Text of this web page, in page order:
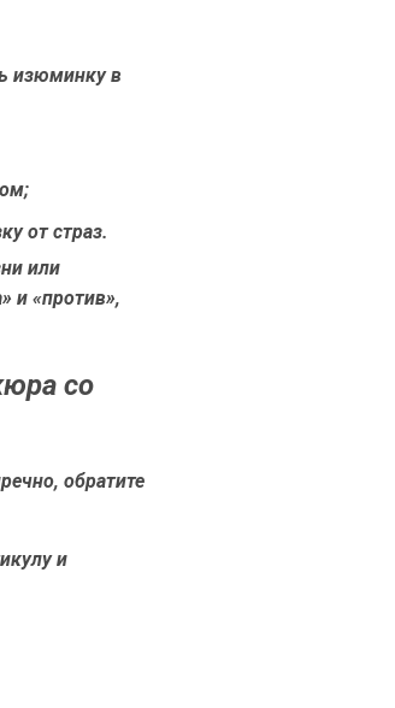
изюминку в
от страз.
или
и «против»,
со
обратите
и